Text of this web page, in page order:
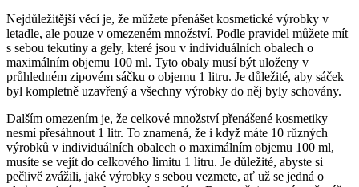
Nejdůležitější věcí je, že můžete přenášet kosmetické výrobky v
letadle, ale pouze v omezeném množství. Podle pravidel můžete mít
s sebou tekutiny a gely, které jsou v individuálních obalech o
maximálním objemu 100 ml. Tyto obaly musí být uloženy v
průhledném zipovém sáčku o objemu 1 litru. Je důležité, aby sáček
byl kompletně uzavřený a všechny výrobky do něj byly schovány.
Dalším omezením je, že celkové množství přenášené kosmetiky
nesmí přesáhnout 1 litr. To znamená, že i když máte 10 různých
výrobků v individuálních obalech o maximálním objemu 100 ml,
musíte se vejít do celkového limitu 1 litru. Je důležité, abyste si
pečlivě zvážili, jaké výrobky s sebou vezmete, ať už se jedná o